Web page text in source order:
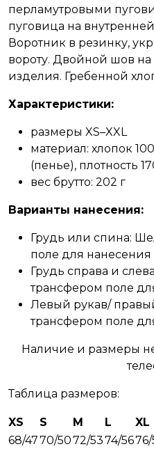
перламутровыми
пуговица на
Воротник в резинку,
вороту. Двойной шов на
изделия. Гребенной
Характеристики:
размеры XS–XXL
материал: хлопок
(пенье), плотность
вес брутто: 202 г
Варианты нанесения:
Грудь или спина:
поле для нанесения
Грудь справа и
трансфером поле
Левый рукав/
трансфером поле
Наличие и размеры
Таблица размеров:
XS S M L XL
68/4770/5072/5374/5676/